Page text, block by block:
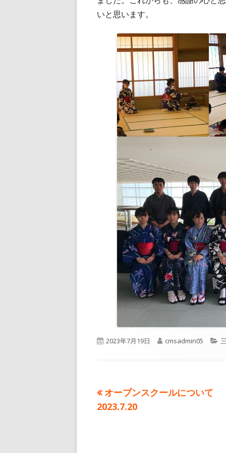
いと思います。
公
2023年7月19日
作
cmsadmin05
カ
投前
の
オープンスクールについて
2023.7.20